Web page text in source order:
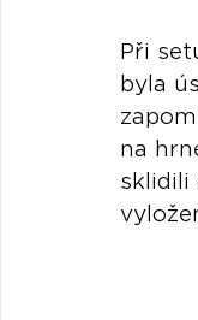
Při
byla
na
sklidili